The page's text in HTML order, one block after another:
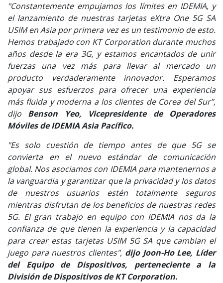
"Constantemente empujamos los límites en IDEMIA, y
el lanzamiento de nuestras tarjetas eXtra One 5G SA
USIM en Asia por primera vez es un testimonio de esto.
Hemos trabajado con KT Corporation durante muchos
años desde la era 3G, y estamos encantados de unir
fuerzas una vez más para llevar al mercado un
producto verdaderamente innovador. Esperamos
apoyar sus esfuerzos para ofrecer una experiencia
más fluida y moderna a los clientes de Corea del Sur”,
dijo Benson Yeo, Vicepresidente de Operadores
Móviles de IDEMIA Asia Pacífico.
"Es solo cuestión de tiempo antes de que 5G se
convierta en el nuevo estándar de comunicación
global. Nos asociamos con IDEMIA para mantenernos a
la vanguardia y garantizar que la privacidad y los datos
de nuestros usuarios estén totalmente seguros
mientras disfrutan de los beneficios de nuestras redes
5G. El gran trabajo en equipo con IDEMIA nos da la
confianza de que tienen la experiencia y la capacidad
para crear estas tarjetas USIM 5G SA que cambian el
juego para nuestros clientes", dijo Joon-Ho Lee, Líder
del Equipo de Dispositivos, perteneciente a la
División de Dispositivos de KT Corporation.